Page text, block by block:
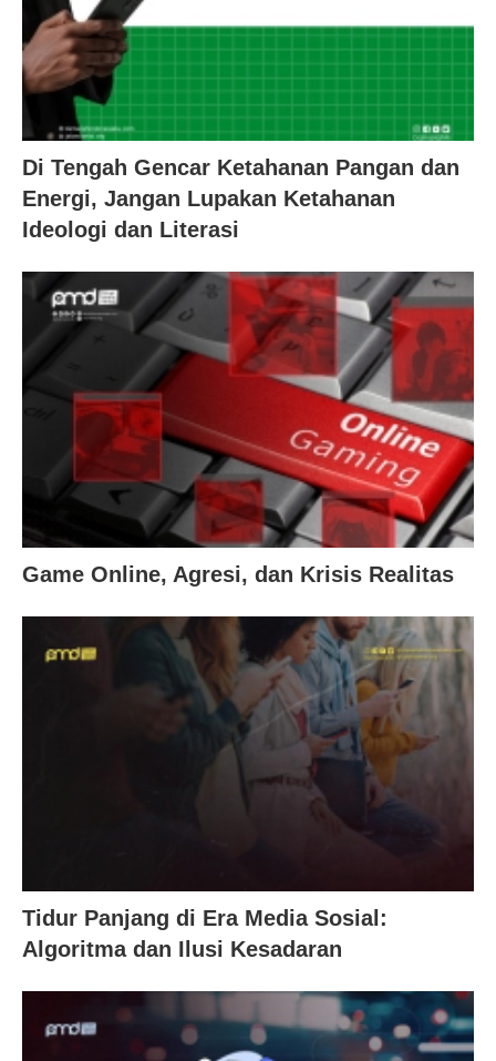
Di Tengah Gencar Ketahanan Pangan dan
Energi, Jangan Lupakan Ketahanan
Ideologi dan Literasi
Game Online, Agresi, dan Krisis Realitas
Tidur Panjang di Era Media Sosial:
Algoritma dan Ilusi Kesadaran